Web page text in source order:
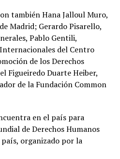
también Hana Jalloul Muro,
Madrid; Gerardo Pisarello,
Pablo Gentili,
del Centro
de los Derechos
Figueiredo Duarte Heiber,
de la Fundación Common
en el país para
de Derechos Humanos
organizado por la